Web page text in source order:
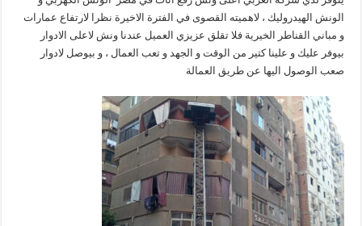
الونش الهيدروليك ، لاهميته القصوى في الفترة الاخيرة نظرا لارتفاع عمارات
و مباني القناطر الخيرية فلا تقلق عزيزي العميل عندنا ونش لاعلى الادوار
بيوفر عليك و علينا كتير من الوقت و الجهد و تعب العمال ، و بيوصل لادوار
صعب الوصول اليها عن طريق العمالة